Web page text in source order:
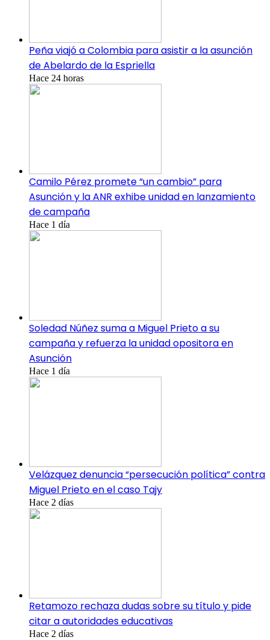
Peña viajó a Colombia para asistir a la asunción
de Abelardo de la Espriella
Hace 24 horas
Camilo Pérez promete “un cambio” para
Asunción y la ANR exhibe unidad en lanzamiento
de campaña
Hace 1 día
Soledad Núñez suma a Miguel Prieto a su
campaña y refuerza la unidad opositora en
Asunción
Hace 1 día
Velázquez denuncia “persecución política” contra
Miguel Prieto en el caso Tajy
Hace 2 días
Retamozo rechaza dudas sobre su título y pide
citar a autoridades educativas
Hace 2 días